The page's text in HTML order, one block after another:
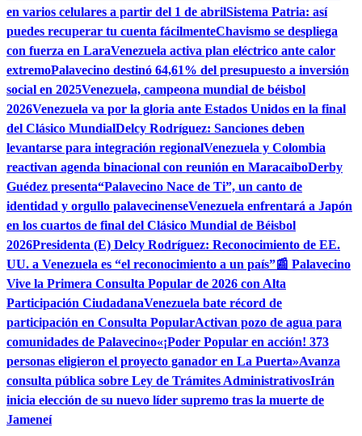
en varios celulares a partir del 1 de abrilSistema Patria: así
puedes recuperar tu cuenta fácilmenteChavismo se despliega
con fuerza en LaraVenezuela activa plan eléctrico ante calor
extremoPalavecino destinó 64,61% del presupuesto a inversión
social en 2025Venezuela, campeona mundial de béisbol
2026Venezuela va por la gloria ante Estados Unidos en la final
del Clásico MundialDelcy Rodríguez: Sanciones deben
levantarse para integración regionalVenezuela y Colombia
reactivan agenda binacional con reunión en MaracaiboDerby
Guédez presenta“Palavecino Nace de Ti”, un canto de
identidad y orgullo palavecinenseVenezuela enfrentará a Japón
en los cuartos de final del Clásico Mundial de Béisbol
2026Presidenta (E) Delcy Rodríguez: Reconocimiento de EE.
UU. a Venezuela es “el reconocimiento a un país”📰 Palavecino
Vive la Primera Consulta Popular de 2026 con Alta
Participación CiudadanaVenezuela bate récord de
participación en Consulta PopularActivan pozo de agua para
comunidades de Palavecino«¡Poder Popular en acción! 373
personas eligieron el proyecto ganador en La Puerta»Avanza
consulta pública sobre Ley de Trámites AdministrativosIrán
inicia elección de su nuevo líder supremo tras la muerte de
Jameneí